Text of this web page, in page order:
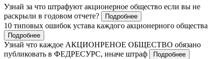
Узнай за что штрафуют акционерное общество если вы не
раскрыли в годовом отчете?
Подробнее
10 типовых ошибок устава каждого акционерного общества
Подробнее
Узнай что каждое АКЦИОНРЕНОЕ ОБЩЕСТВО обязано
публиковать в ФЕДРЕСУРС, иначе штраф
Подробнее